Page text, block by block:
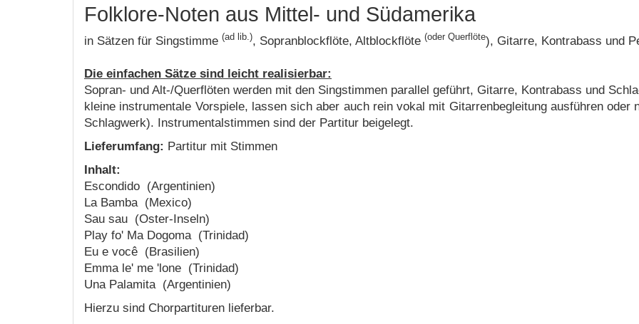
Folklore-Noten aus Mittel- und Südamerika
in Sätzen für Singstimme (ad lib.), Sopranblockflöte, Altblockflöte (oder Querflöte), Gitarre, Kontrabass und
Die einfachen Sätze sind leicht realisierbar:
Sopran- und Alt-/Querflöten werden mit den Singstimmen parallel geführt, Gitarre, Kontrabass und
kleine instrumentale Vorspiele, lassen sich aber auch rein vokal mit Gitarrenbegleitung ausführen oder
Schlagwerk). Instrumentalstimmen sind der Partitur beigelegt.
Lieferumfang: Partitur mit Stimmen
Inhalt:
Escondido (Argentinien)
La Bamba (Mexico)
Sau sau (Oster-Inseln)
Play fo' Ma Dogoma (Trinidad)
Eu e você (Brasilien)
Emma le' me 'lone (Trinidad)
Una Palamita (Argentinien)
Hierzu sind Chorpartituren lieferbar.